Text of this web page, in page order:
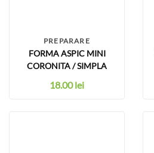
PREPARARE
FORMA ASPIC MINI
CORONITA / SIMPLA
18.00lei